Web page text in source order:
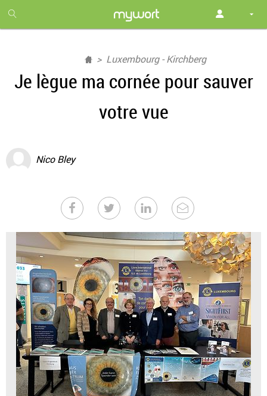
month
free
Luxembourg - Kirchberg
Je lègue ma cornée pour sauver
votre vue
Nico Bley